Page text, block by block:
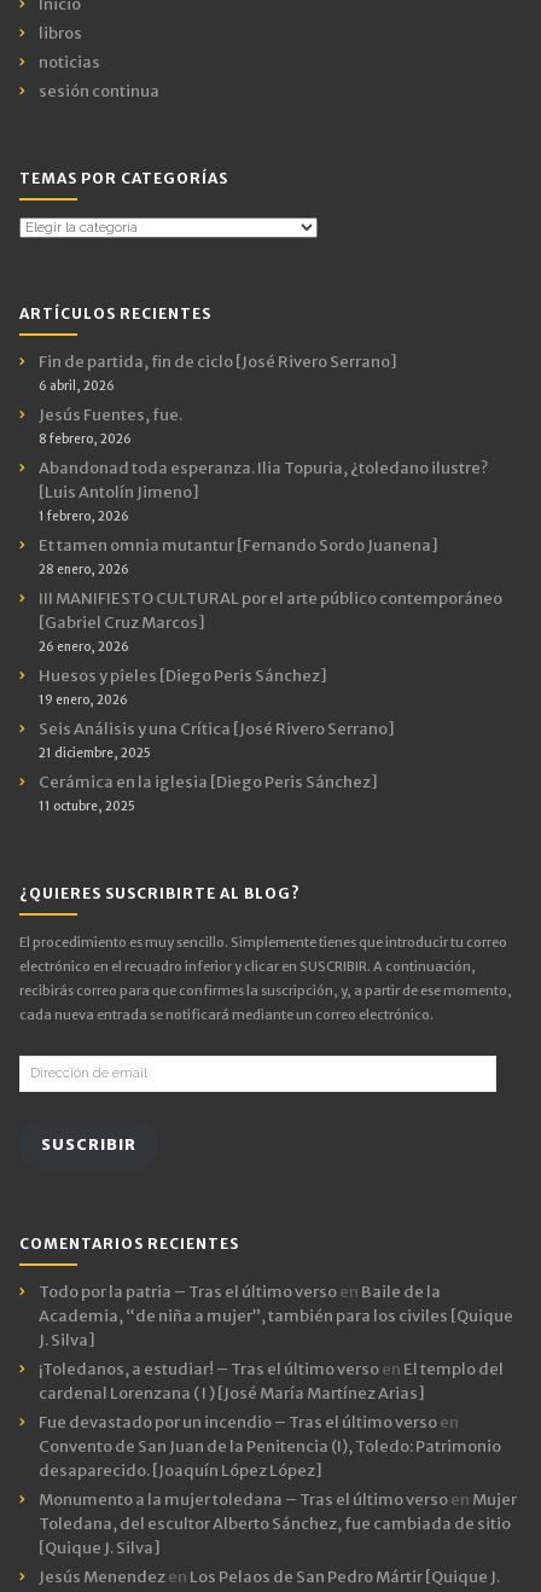
libros
noticias
sesión continua
TEMAS POR CATEGORÍAS
Temas
ARTÍCULOS RECIENTES
Fin de partida, fin de ciclo [José Rivero Serrano]
6 abril, 2026
Jesús Fuentes, fue.
8 febrero, 2026
Abandonad toda esperanza. Ilia Topuria, ¿toledano ilustre?
[Luis Antolín Jimeno]
1 febrero, 2026
Et tamen omnia mutantur [Fernando Sordo Juanena]
28 enero, 2026
III MANIFIESTO CULTURAL por el arte público contemporáneo
[Gabriel Cruz Marcos]
26 enero, 2026
Huesos y pieles [Diego Peris Sánchez]
19 enero, 2026
Seis Análisis y una Crítica [José Rivero Serrano]
21 diciembre, 2025
Cerámica en la iglesia [Diego Peris Sánchez]
11 octubre, 2025
¿QUIERES SUSCRIBIRTE AL BLOG?
El procedimiento es muy sencillo. Simplemente tienes que introducir tu correo
electrónico en el recuadro inferior y clicar en SUSCRIBIR. A continuación,
recibirás correo para que confirmes la suscripción, y, a partir de ese momento,
cada nueva entrada se notificará mediante un correo electrónico.
Dirección
de
SUSCRIBIR
COMENTARIOS RECIENTES
Todo por la patria – Tras el último versoen Baile de la
Academia, “de niña a mujer”, también para los civiles [Quique
J. Silva]
¡Toledanos, a estudiar! – Tras el último versoen El templo del
cardenal Lorenzana ( I ) [José María Martínez Arias]
Fue devastado por un incendio – Tras el último versoen
Convento de San Juan de la Penitencia (I), Toledo: Patrimonio
desaparecido. [Joaquín López López]
Monumento a la mujer toledana – Tras el último versoen Mujer
Toledana, del escultor Alberto Sánchez, fue cambiada de sitio
[Quique J. Silva]
Jesús Menendezen Los Pelaos de San Pedro Mártir [Quique J.